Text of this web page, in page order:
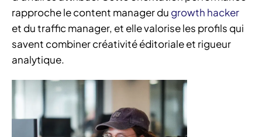
rapproche le content manager du growth hacker
et du traffic manager, et elle valorise les profils qui
savent combiner créativité éditoriale et rigueur
analytique.